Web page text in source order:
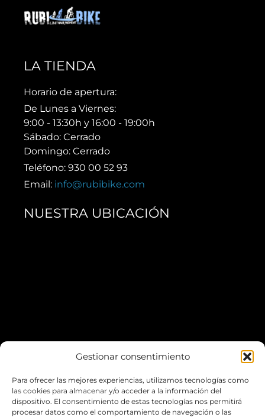
Gestionar consentimiento
Para ofrecer las mejores experiencias, utilizamos tecnologías como
las cookies para almacenar y/o acceder a la información del
dispositivo. El consentimiento de estas tecnologías nos permitirá
procesar datos como el comportamiento de navegación o las
LA TIENDA
Horario de apertura:
De Lunes a Viernes:
9:00 - 13:30h y 16:00 - 19:00h
Sábado: Cerrado
Domingo: Cerrado
Teléfono: 930 00 52 93
Email: info@rubibike.com
NUESTRA UBICACIÓN
*Puedes aparcar fácilmente en elEscardivol